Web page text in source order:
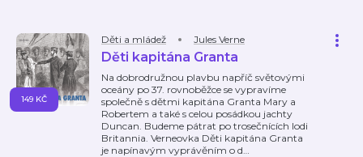
Děti a mládež Jules Verne
Děti kapitána Granta
Na dobrodružnou plavbu napříč světovými
oceány po 37. rovnoběžce se vypravíme
společně s dětmi kapitána Granta Mary a
Robertem a také s celou posádkou jachty
Duncan. Budeme pátrat po trosečnících lodi
Britannia. Verneovka Děti kapitána Granta
je napínavým vyprávěním o d…
149 KČ